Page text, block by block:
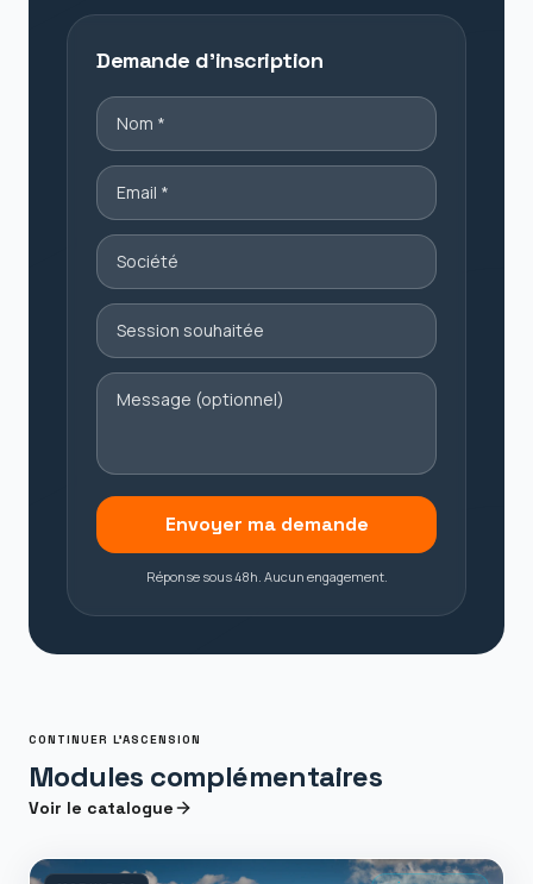
Demande d'inscription
Envoyer ma demande
Réponse sous 48h. Aucun engagement.
CONTINUER L'ASCENSION
Modules complémentaires
Voir le catalogue